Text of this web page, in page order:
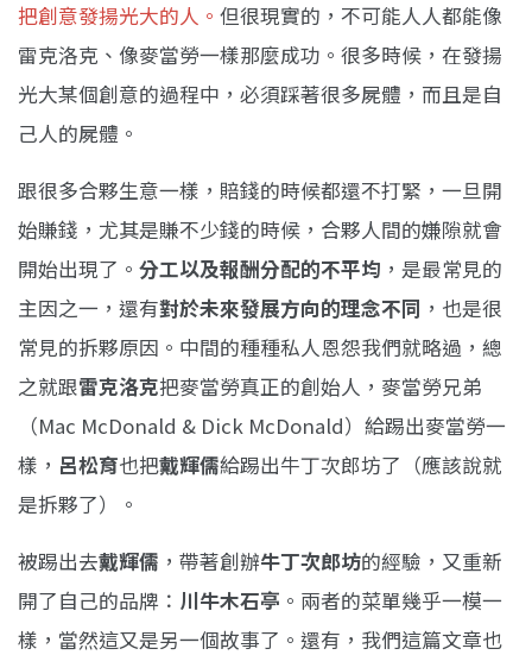
把創意發揚光大的人。 但很現實的，不可能人人都能像
雷克洛克、像麥當勞一樣那麼成功。很多時候，在發揚
光大某個創意的過程中，必須踩著很多屍體，而且是自
己人的屍體。
跟很多合夥生意一樣，賠錢的時候都還不打緊，一旦開
始賺錢，尤其是賺不少錢的時候，合夥人間的嫌隙就會
開始出現了。 分工以及報酬分配的不平均 ，是最常見的
主因之一，還有對於未來發展方向的理念不同 ，也是很
常見的拆夥原因。中間的種種私人恩怨我們就略過，總
之就跟雷克洛克把麥當勞真正的創始人，麥當勞兄弟
（Mac McDonald & Dick McDonald）給踢出麥當勞一
樣， 呂松育也把戴輝儒給踢出牛丁次郎坊了（應該說就
是拆夥了）。
被踢出去戴輝儒 ，帶著創辦牛丁次郎坊的經驗，又重新
開了自己的品牌： 川牛木石亭 。兩者的菜單幾乎一模一
樣，當然這又是另一個故事了。還有，我們這篇文章也